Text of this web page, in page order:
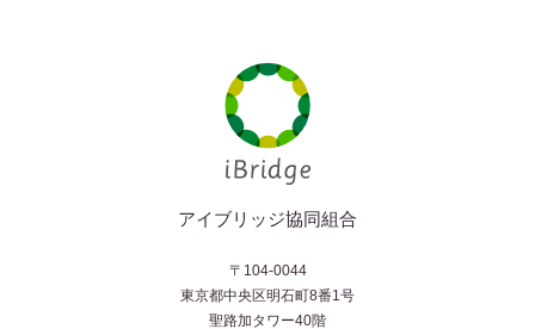
アイブリッジ協同組合
〒104-0044
東京都中央区明石町8番1号
聖路加タワー40階